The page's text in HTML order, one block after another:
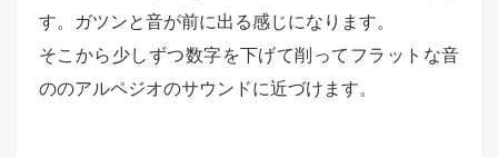
す。
ガツンと音が前に出る感じになります。
そこから少しずつ数字を下げて削ってフラットな音
ののアルペジオのサウンドに近づけます。